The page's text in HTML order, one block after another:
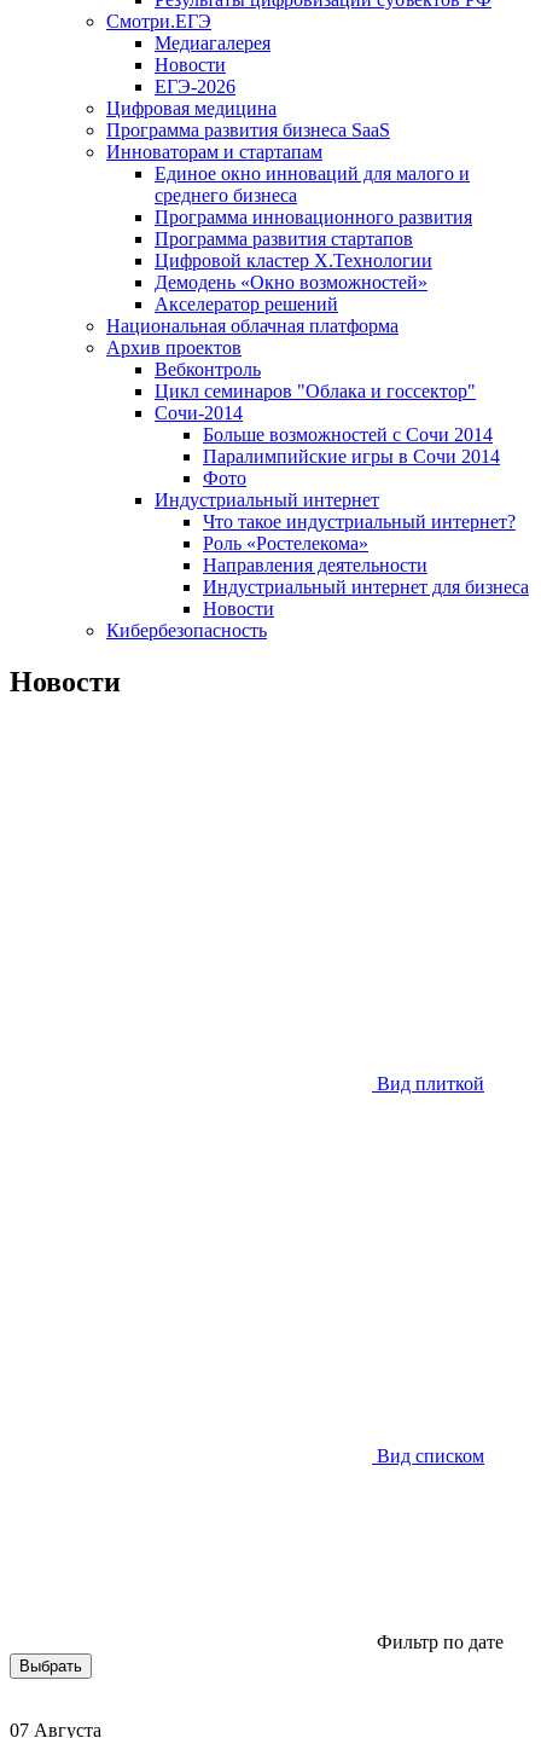
Смотри.ЕГЭ
Медиагалерея
Новости
ЕГЭ-2026
Цифровая медицина
Программа развития бизнеса SaaS
Инноваторам и стартапам
Единое окно инноваций для малого и
среднего бизнеса
Программа инновационного развития
Программа развития стартапов
Цифровой кластер X.Технологии
Демодень «Окно возможностей»
Акселератор решений
Национальная облачная платформа
Архив проектов
Вебконтроль
Цикл семинаров "Облака и госсектор"
Сочи-2014
Больше возможностей с Сочи 2014
Паралимпийские игры в Сочи 2014
Фото
Индустриальный интернет
Что такое индустриальный интернет?
Роль «Ростелекома»
Направления деятельности
Индустриальный интернет для бизнеса
Новости
Кибербезопасность
Новости
Фильтр по дате
Выбрать
07 Августа